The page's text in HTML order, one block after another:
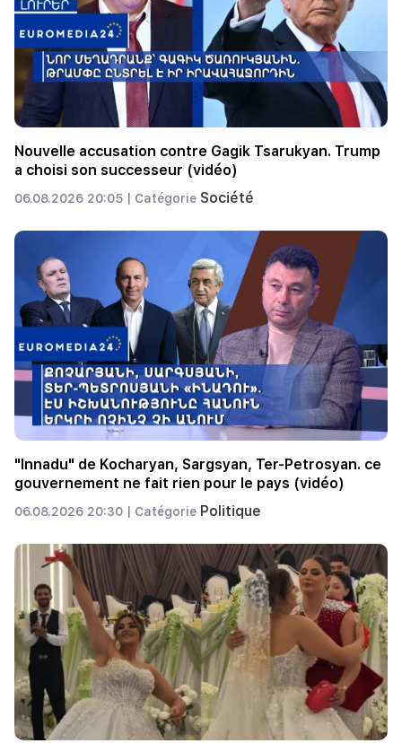
Nouvelle accusation contre Gagik Tsarukyan. Trump
a choisi son successeur (vidéo)
06.08.2026 20:05 | Catégorie Société
"Innadu" de Kocharyan, Sargsyan, Ter-Petrosyan. ce
gouvernement ne fait rien pour le pays (vidéo)
06.08.2026 20:30 | Catégorie Politique